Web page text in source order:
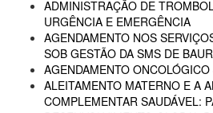
ADMINISTRAÇÃO DE
URGÊNCIA E EMERGÊNCIA
AGENDAMENTO NOS
SOB GESTÃO DA SMS DE
AGENDAMENTO
ALEITAMENTO MATERNO E A
COMPLEMENTAR SAUDÁVEL: